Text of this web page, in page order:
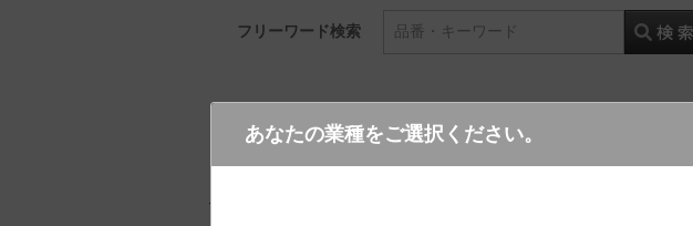
フリーワード検索 品番・キーワード
SLR1010N LE1
あなたの業種をご選択ください。